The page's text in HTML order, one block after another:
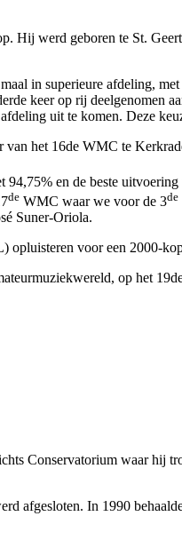
Hij werd geboren te St.
in superieure afdeling,
keer op rij deelgenomen
uit te komen. Deze
het 16de WMC te
94,75% en de beste
de WMC waar we voor de 3de
Suner-Oriola.
voor een 2000-
op het
Conservatorium waar
afgesloten. In 1990